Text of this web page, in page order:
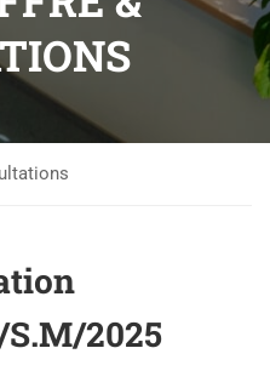
S.M/2025